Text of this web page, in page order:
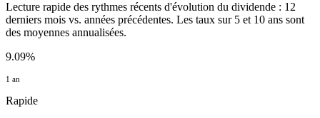
Lecture rapide des rythmes récents d'évolution du dividende : 12
derniers mois vs. années précédentes. Les taux sur 5 et 10 ans sont
des moyennes annualisées.
9.09%
1 an
Rapide